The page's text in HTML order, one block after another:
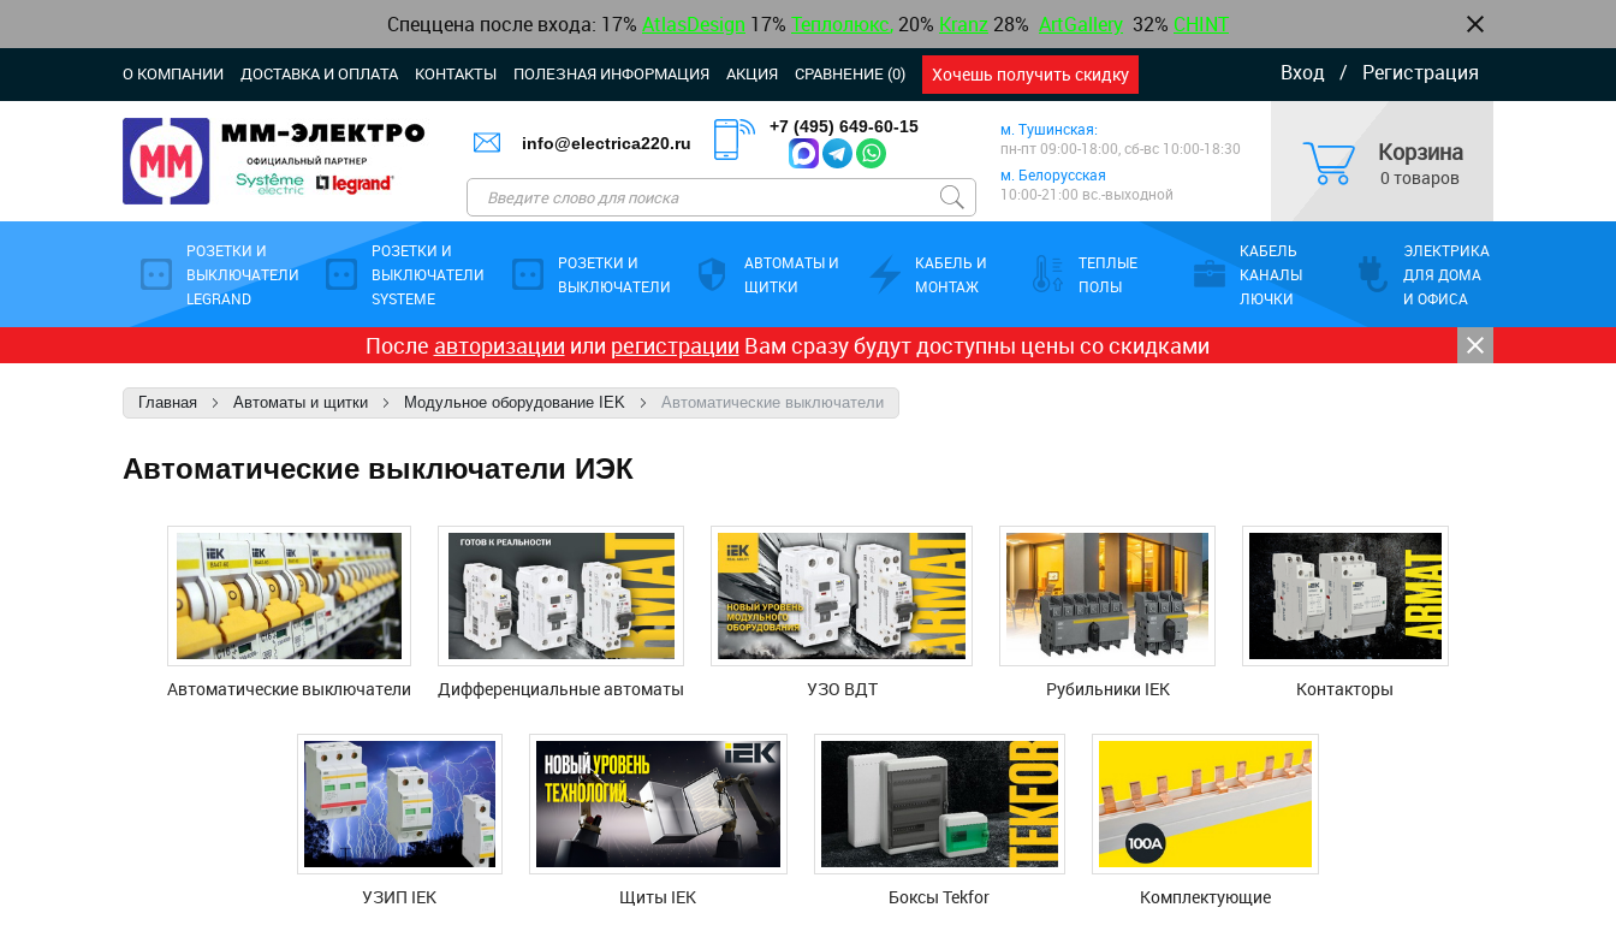
Спеццена после входа: 17% AtlasDesign 17% Теплолюкс, 20% Kranz 28% ArtGallery 32% CHINT
Вход / Регистрация
О КОМПАНИИ ДОСТАВКА И ОПЛАТА КОНТАКТЫ ПОЛЕЗНАЯ ИНФОРМАЦИЯ АКЦИЯ СРАВНЕНИЕ (0) Хочешь получить скидку
info@electrica220.ru
+7 (495) 649-60-15
м. Тушинская:
пн-пт 09:00-18:00, сб-вс 10:00-18:30
м. Белорусская
10:00-21:00 вс.-выходной
Корзина
0 товаров
РОЗЕТКИ И
ВЫКЛЮЧАТЕЛИ
LEGRAND
РОЗЕТКИ И
ВЫКЛЮЧАТЕЛИ
SYSTEME
РОЗЕТКИ И
ВЫКЛЮЧАТЕЛИ
АВТОМАТЫ И
ЩИТКИ
КАБЕЛЬ И
МОНТАЖ
ТЕПЛЫЕ
ПОЛЫ
КАБЕЛЬ
КАНАЛЫ
ЛЮЧКИ
ЭЛЕКТРИКА
ДЛЯ ДОМА
И ОФИСА
После авторизации или регистрации Вам сразу будут доступны цены со скидками
Главная Автоматы и щитки Модульное оборудование IEK Автоматические выключатели
Автоматические выключатели ИЭК
Автоматические выключатели Дифференциальные автоматы УЗО ВДТ Рубильники IEK Контакторы
УЗИП IEK Щиты IEK Боксы Tekfor Комплектующие